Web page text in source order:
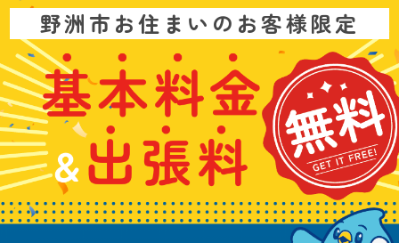
合
わ
せ
は
こ
ち
ら
野洲市お住まいのお客様限定
本
料
金
&
出
張
料
無
料
漏
れ
や
詰
ま
り
、
水
の
ラ
ブ
6
日
年
中
無
休
で
お
話
受